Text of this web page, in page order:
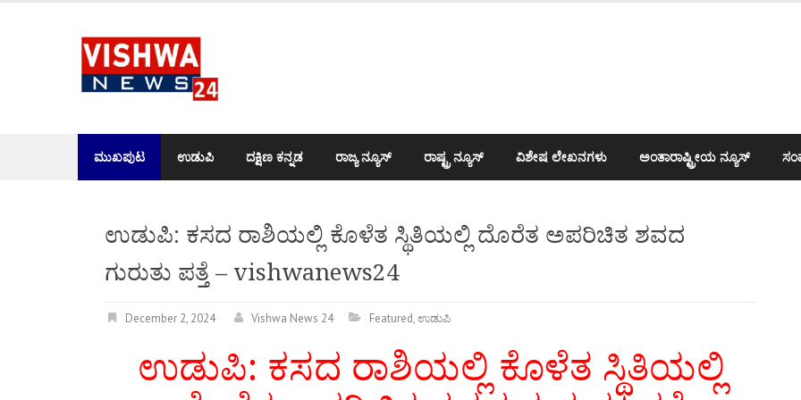
ಮುಖಪುಟ ಉಡುಪಿ ದಕ್ಷಿಣ ಕನ್ನಡ ರಾಜ್ಯ ನ್ಯೂಸ್ ರಾಷ್ಟ್ರ ನ್ಯೂಸ್ ವಿಶೇಷ ಲೇಖನಗಳು ಅಂತಾರಾಷ್ಟ್ರೀಯ ನ್ಯೂಸ್
ಉಡುಪಿ: ಕಸದ ರಾಶಿಯಲ್ಲಿ ಕೊಳೆತ ಸ್ಥಿತಿಯಲ್ಲಿ ದೊರೆತ ಅಪರಿಚಿತ ಶವದ
ಗುರುತು ಪತ್ತೆ – vishwanews24
December 2, 2024 Vishwa News 24 Featured,ಉಡುಪಿ
ಉಡುಪಿ: ಕಸದ ರಾಶಿಯಲ್ಲಿ ಕೊಳೆತ ಸ್ಥಿತಿಯಲ್ಲಿ